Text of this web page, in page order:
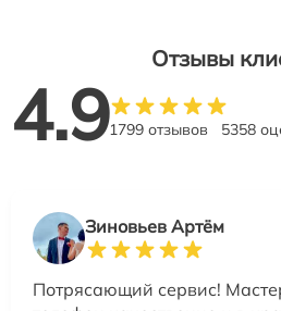
Отзывы
4.91799 отзывов 5358
Зиновьев Артём
Потрясающий сервис!